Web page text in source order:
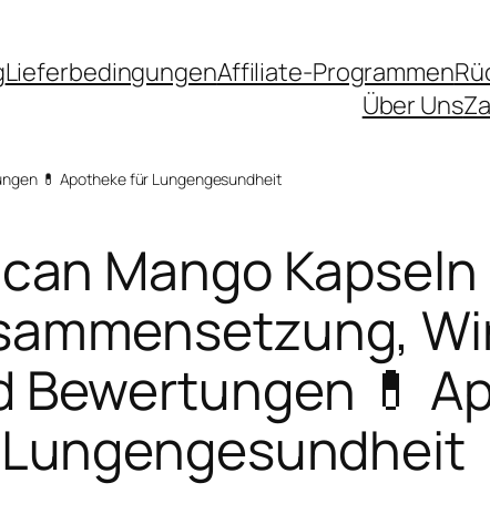
LieferbedingungenAffiliate-Programmen
Über Uns
💊 Apotheke für Lungengesundheit
Mango Kapseln
Bewertungen 💊